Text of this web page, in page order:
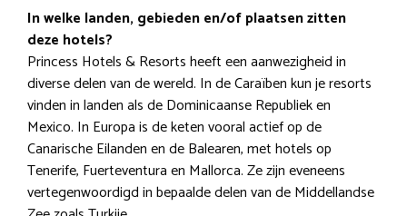
In welke landen, gebieden en/of plaatsen zitten
deze hotels?
Princess Hotels & Resorts heeft een aanwezigheid in
diverse delen van de wereld. In de Caraïben kun je resorts
vinden in landen als de Dominicaanse Republiek en
Mexico. In Europa is de keten vooral actief op de
Canarische Eilanden en de Balearen, met hotels op
Tenerife, Fuerteventura en Mallorca. Ze zijn eveneens
vertegenwoordigd in bepaalde delen van de Middellandse